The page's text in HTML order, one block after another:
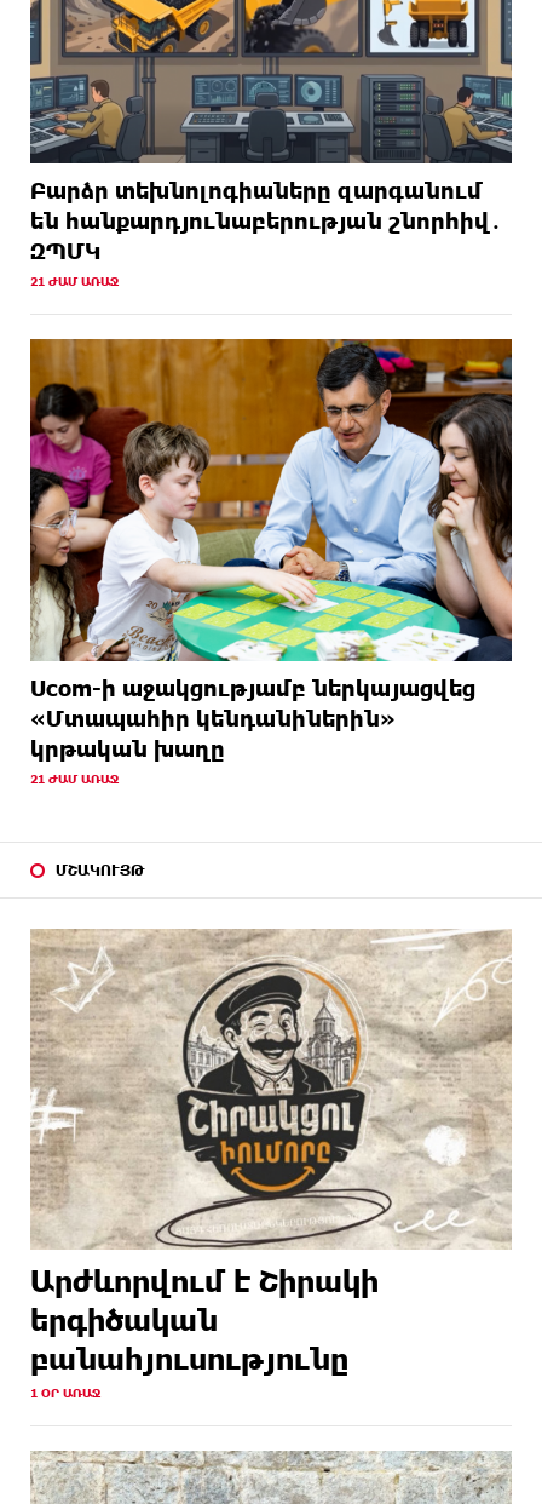
Բարձր տեխնոլոգիաները զարգանում
են հանքարդյունաբերության շնորհիվ․
ԶՊՄԿ
21 ԺԱՄ ԱՌԱՋ
Ucom-ի աջակցությամբ ներկայացվեց
«Մտապահիր կենդանիներին»
կրթական խաղը
21 ԺԱՄ ԱՌԱՋ
ՄՇԱԿՈՒՅԹ
Արժևորվում է Շիրակի
երգիծական
բանահյուսությունը
1 ՕՐ ԱՌԱՋ